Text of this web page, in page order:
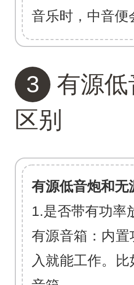
音乐时，中音便
3
有源
区别
有源低音炮和无
1.是否带有功率
有源音箱 ：内置
入就能工作。